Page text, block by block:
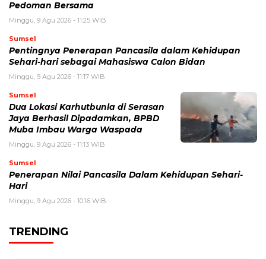
Pedoman Bersama
Minggu, 9 Agu 2026 - 11:25 WIB
Sumsel
Pentingnya Penerapan Pancasila dalam Kehidupan
Sehari-hari sebagai Mahasiswa Calon Bidan
Minggu, 9 Agu 2026 - 11:17 WIB
Sumsel
Dua Lokasi Karhutbunla di Serasan
Jaya Berhasil Dipadamkan, BPBD
Muba Imbau Warga Waspada
Minggu, 9 Agu 2026 - 11:13 WIB
Sumsel
Penerapan Nilai Pancasila Dalam Kehidupan Sehari-
Hari
Minggu, 9 Agu 2026 - 10:16 WIB
TRENDING